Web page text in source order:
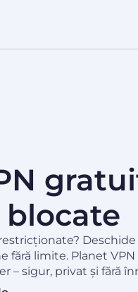
fără limite. Planet
– sigur, privat și fără